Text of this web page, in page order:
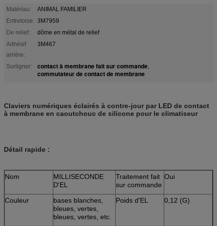
Matériau:
ANIMAL FAMILIER
Entretoise: 3M7959
De relief:
dôme en métal de relief
Adhésif
arrière:
3M467
Surligner: contact à membrane fait sur commande,
commutateur de contact de membrane
Claviers numériques éclairés à contre-jour par LED de contact
à membrane en caoutchouc de silicone pour le climatiseur
Détail rapide :
Nom
MILLISECONDE
D'EL
Traitement fait
sur commande
Oui
Couleur
bases blanches,
bleues, vertes,
bleues, vertes, etc.
Poids d'EL 0,12 (G)